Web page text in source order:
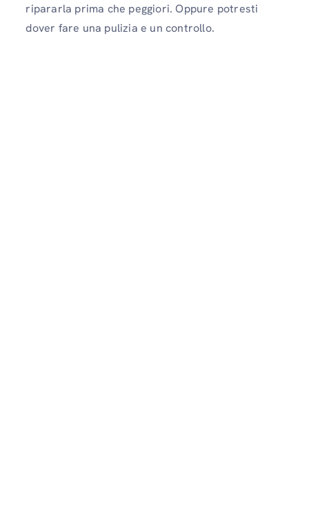
ripararla prima che peggiori. Oppure potresti
dover fare una pulizia e un controllo.